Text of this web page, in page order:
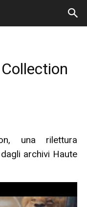
una rilettura
archivi Haute